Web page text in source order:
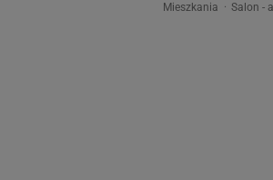
Mieszkania Salon -